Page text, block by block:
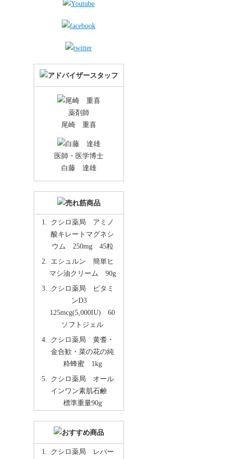
薬剤師
尾崎 重喜
医師・医学博士
白藤 達雄
クシロ薬局 アミノ
酸キレートマグネシ
ウム 250mg 45粒
エシュルン 簡単ヒ
マシ油クリーム 90g
クシロ薬局 ビタミ
ンD3
125mcg(5,000IU) 60
ソフトジェル
クシロ薬局 黄耆・
金合歓・菜の花の純
粋蜂蜜 1kg
クシロ薬局 オール
インワン素肌石鹸
標準重量90g
クシロ薬局 レバー